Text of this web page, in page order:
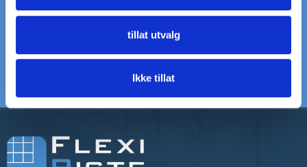
tillat utvalg
Ikke tillat
Som alle er glade
20+ ÅRS ERFARING
Vi er eksperter på rister og